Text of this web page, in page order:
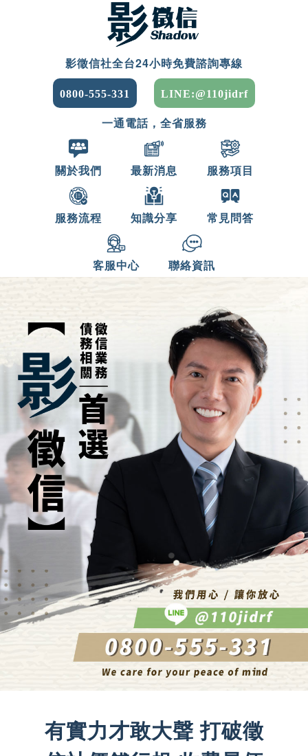
影徵信社全台24小時免費諮詢專線
0800-555-331 LINE:@110jidrf
一通電話，全省服務
關於我們 最新消息 服務項目
服務流程 知識分享 常見問答
客服中心 聯絡資訊
有實力才敢大聲 打破徵